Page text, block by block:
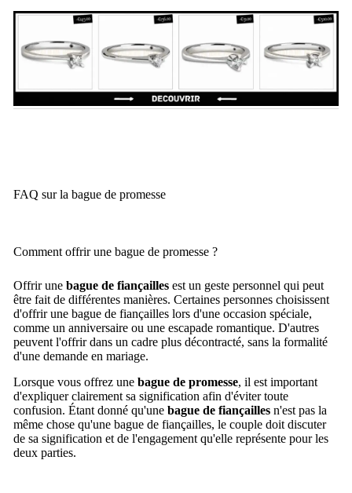
FAQ sur la bague de promesse
Comment offrir une bague de promesse ?
Offrir une bague de fiançailles est un geste personnel qui peut
être fait de différentes manières. Certaines personnes choisissent
d'offrir une bague de fiançailles lors d'une occasion spéciale,
comme un anniversaire ou une escapade romantique. D'autres
peuvent l'offrir dans un cadre plus décontracté, sans la formalité
d'une demande en mariage.
Lorsque vous offrez une bague de promesse, il est important
d'expliquer clairement sa signification afin d'éviter toute
confusion. Étant donné qu'une bague de fiançailles n'est pas la
même chose qu'une bague de fiançailles, le couple doit discuter
de sa signification et de l'engagement qu'elle représente pour les
deux parties.